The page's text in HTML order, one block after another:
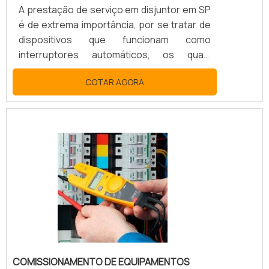
A prestação de serviço em disjuntor em SP
é de extrema importância, por se tratar de
dispositivos que funcionam como
interruptores automáticos, os quais
asseguram que redes elétricas possam
operar com segurança, sem causar danos
como curtos circuitos, quedas de corrente
funcionamento do disjuntor deve ocorrer
com a máxima exatidão, evitando qualquer
tipo de erro ou acidente elétrico.A
manutenção de disjuntores é importante
tanto em redes elétricas domésti.
COTAR AGORA
COMISSIONAMENTO DE EQUIPAMENTOS